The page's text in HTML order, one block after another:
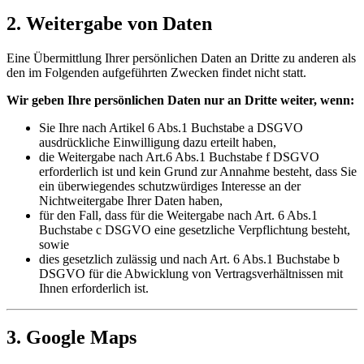
2. Weitergabe von Daten
Eine Übermittlung Ihrer persönlichen Daten an Dritte zu anderen als
den im Folgenden aufgeführten Zwecken findet nicht statt.
Wir geben Ihre persönlichen Daten nur an Dritte weiter, wenn:
Sie Ihre nach Artikel 6 Abs.1 Buchstabe a DSGVO
ausdrückliche Einwilligung dazu erteilt haben,
die Weitergabe nach Art.6 Abs.1 Buchstabe f DSGVO
erforderlich ist und kein Grund zur Annahme besteht, dass Sie
ein überwiegendes schutzwürdiges Interesse an der
Nichtweitergabe Ihrer Daten haben,
für den Fall, dass für die Weitergabe nach Art. 6 Abs.1
Buchstabe c DSGVO eine gesetzliche Verpflichtung besteht,
sowie
dies gesetzlich zulässig und nach Art. 6 Abs.1 Buchstabe b
DSGVO für die Abwicklung von Vertragsverhältnissen mit
Ihnen erforderlich ist.
3. Google Maps